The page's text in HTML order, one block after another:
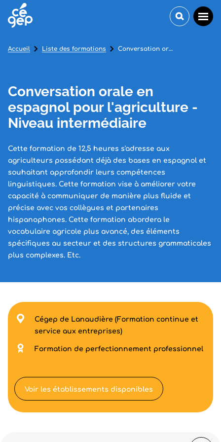
Conversation orale en
espagnol pour l'agriculture -
Niveau intermédiaire
Cette formation de 12,5 heures s'adresse aux
agriculteurs possédant déjà des bases en espagnol et
souhaitant approfondir leurs compétences
linguistiques. Cette formation vise à améliorer votre
capacité à communiquer de manière plus fluide et
précise avec vos collègues et partenaires
hispanophones. Cette formation abordera le
vocabulaire agricole plus avancé, des éléments
spécifiques au secteur et des structures grammaticales
plus complexes. Etc.
Accueil Liste des formations Conversation orale en espagnol pour l'agriculture - Niveau intermédiaire
Cégep de Lanaudière (Formation continue et
service aux entreprises)
Formation de perfectionnement professionnel
Voir les établissements disponibles